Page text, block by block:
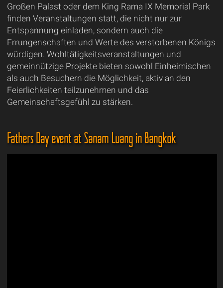
Großen Palast oder dem King Rama IX Memorial Park
finden Veranstaltungen statt, die nicht nur zur
Entspannung einladen, sondern auch die
Errungenschaften und Werte des verstorbenen Königs
würdigen. Wohltätigkeitsveranstaltungen und
gemeinnützige Projekte bieten sowohl Einheimischen
als auch Besuchern die Möglichkeit, aktiv an den
Feierlichkeiten teilzunehmen und das
Gemeinschaftsgefühl zu stärken.
Fathers Day event at Sanam Luang in Bangkok